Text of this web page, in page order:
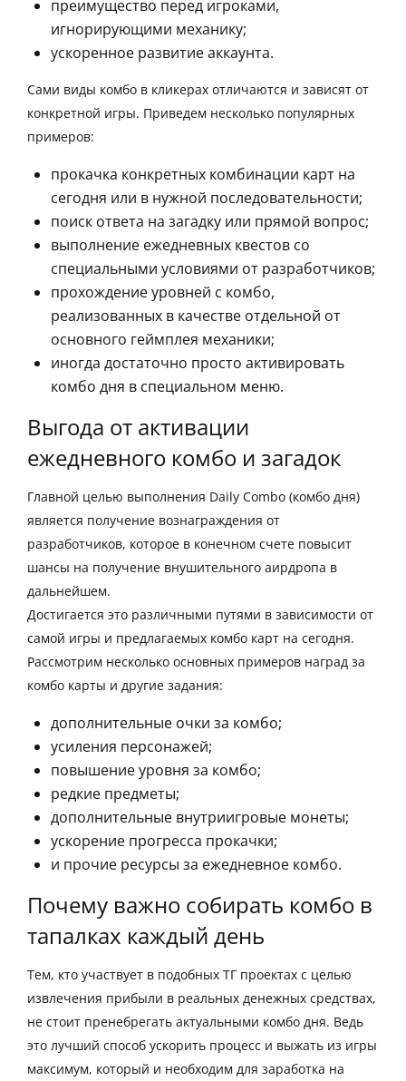
преимущество перед игроками,
игнорирующими механику;
ускоренное развитие аккаунта.
Сами виды комбо в кликерах отличаются и зависят от
конкретной игры. Приведем несколько популярных
примеров:
прокачка конкретных комбинации карт на
сегодня или в нужной последовательности;
поиск ответа на загадку или прямой вопрос;
выполнение ежедневных квестов со
специальными условиями от разработчиков;
прохождение уровней с комбо,
реализованных в качестве отдельной от
основного геймплея механики;
иногда достаточно просто активировать
комбо дня в специальном меню.
Выгода от активации
ежедневного комбо и загадок
Главной целью выполнения Daily Combo (комбо дня)
является получение вознаграждения от
разработчиков, которое в конечном счете повысит
шансы на получение внушительного аирдропа в
дальнейшем.
Достигается это различными путями в зависимости от
самой игры и предлагаемых комбо карт на сегодня.
Рассмотрим несколько основных примеров наград за
комбо карты и другие задания:
дополнительные очки за комбо;
усиления персонажей;
повышение уровня за комбо;
редкие предметы;
дополнительные внутриигровые монеты;
ускорение прогресса прокачки;
и прочие ресурсы за ежедневное комбо.
Почему важно собирать комбо в
тапалках каждый день
Тем, кто участвует в подобных ТГ проектах с целью
извлечения прибыли в реальных денежных средствах,
не стоит пренебрегать актуальными комбо дня. Ведь
это лучший способ ускорить процесс и выжать из игры
максимум, который и необходим для заработка на